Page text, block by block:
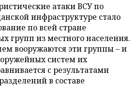
атаки ВСУ по
инфраструктуре стало
по всей стране
групп из местного населения.
вооружаются эти группы – и
систем их
с результатами
в составе